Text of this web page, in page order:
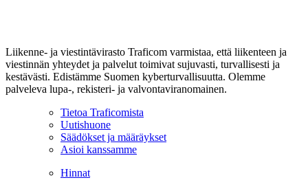
Liikenne- ja viestintävirasto Traficom varmistaa, että liikenteen ja
viestinnän yhteydet ja palvelut toimivat sujuvasti, turvallisesti ja
kestävästi. Edistämme Suomen kyberturvallisuutta. Olemme
palveleva lupa-, rekisteri- ja valvontaviranomainen.
Tietoa Traficomista
Uutishuone
Säädökset ja määräykset
Asioi kanssamme
Hinnat